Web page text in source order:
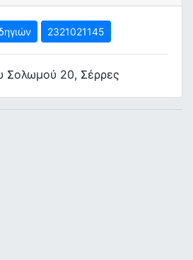
2321021145
Σολωμού 20, Σέρρες